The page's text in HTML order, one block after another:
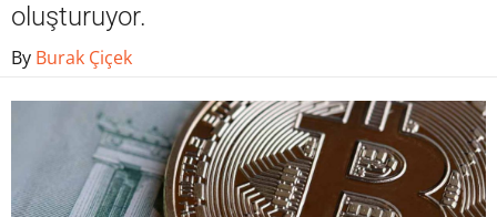
oluşturuyor.
By Burak Çiçek